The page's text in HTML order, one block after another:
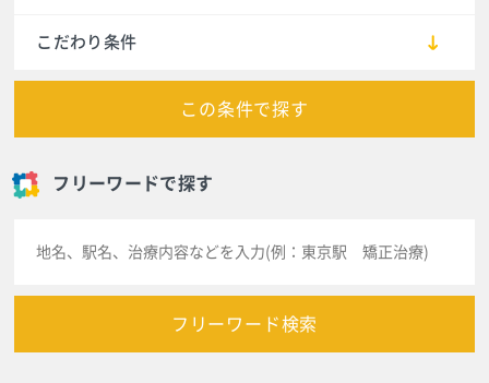
こだわり条件
この条件で探す
フリーワードで探す
フリーワード検索